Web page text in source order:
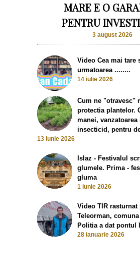
MARE E O
PENTRU
3 august 2026
Video Cea mai tare
urmatoarea ........
14 iulie 2026
Cum ne "otravesc"
protectia plantelor.
manei,
insecticid, pentru
13 iunie 2026
Islaz - Festivalul
glumele. Prima -
gluma
1 iunie 2026
Video TIR rasturnat
Teleorman,
Politia a dat pontul
28 ianuarie 2026